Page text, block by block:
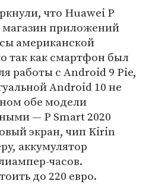
что Huawei P
магазин приложений
американской
так как смартфон был
работы с Android 9 Pie,
Android 10 не
обе модели
— P Smart 2020
экран, чип Kirin
аккумулятор
часов.
до 220 евро.